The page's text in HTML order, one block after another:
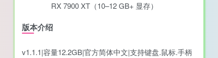
RX 7900 XT（10–12 GB+ 显存）
版本介绍
v1.1.1|容量12.2GB|官方简体中文|支持键盘.鼠标.手柄